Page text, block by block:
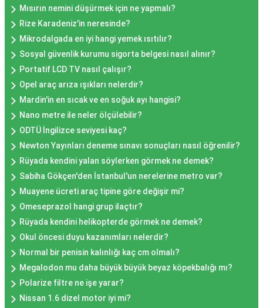
Mısırın nemini düşürmek için ne yapmalı?
Rize Karadeniz'in neresinde?
Mikrodalgada en iyi hangi yemek ısıtılır?
Sosyal güvenlik kurumu sigorta belgesi nasıl alınır?
Portatif LCD TV nasıl çalışır?
Opel araç arıza ışıkları nelerdir?
Mardin'in en sıcak ve en soğuk ayı hangisi?
Nano metre ile neler ölçülebilir?
ODTÜ İngilizce seviyesi kaç?
Newton Yayınları deneme sınavı sonuçları nasıl öğrenilir?
Rüyada kendini yalan söylerken görmek ne demek?
Sabiha Gökçen'den İstanbul'un nerelerine metro var?
Muayene ücreti araç tipine göre değişir mi?
Omeseprazol hangi grup ilaçtır?
Rüyada kendini helikopterde görmek ne demek?
Okul öncesi duyu kazanımları nelerdir?
Normal bir penisin kalınlığı kaç cm olmalı?
Megalodon mu daha büyük büyük beyaz köpekbalığı mı?
Polarize filtre ne işe yarar?
Nissan 1.6 dizel motor iyi mi?